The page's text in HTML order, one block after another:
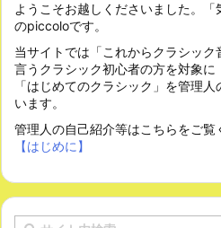
ようこそお越しくださいました。
のpiccoloです。
当サイトでは「これからクラシック
言うクラシック初心者の方を対象に
「はじめてのクラシック」を管理
います。
管理人の自己紹介等はこちらをご
【はじめに】